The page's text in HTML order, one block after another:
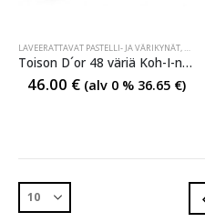
LAVEERATTAVAT PASTELLI- JA VÄRIKYNÄT, OIL &
Toison D´or 48 väriä Koh-I-noor
46.00 € (alv 0 % 36.65 €)